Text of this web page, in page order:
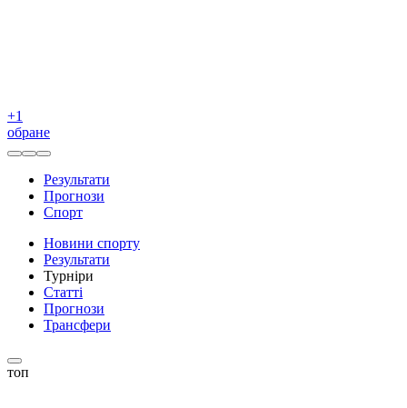
+1
обране
Результати
Прогнози
Спорт
Новини спорту
Результати
Турніри
Статті
Прогнози
Трансфери
топ